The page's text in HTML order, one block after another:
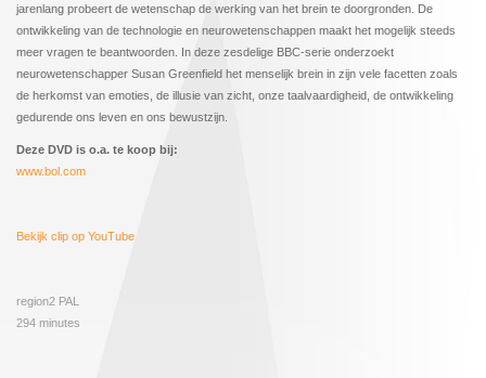
jarenlang probeert de wetenschap de werking van het brein te doorgronden. De
ontwikkeling van de technologie en neurowetenschappen maakt het mogelijk steeds
meer vragen te beantwoorden. In deze zesdelige BBC-serie onderzoekt
neurowetenschapper Susan Greenfield het menselijk brein in zijn vele facetten zoals
de herkomst van emoties, de illusie van zicht, onze taalvaardigheid, de ontwikkeling
gedurende ons leven en ons bewustzijn.
Deze DVD is o.a. te koop bij:
www.bol.com
Bekijk clip op YouTube
region2 PAL
294 minutes